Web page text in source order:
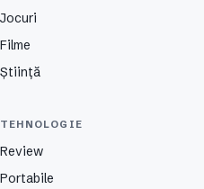
Jocuri
Filme
Știință
TEHNOLOGIE
Review
Portabile